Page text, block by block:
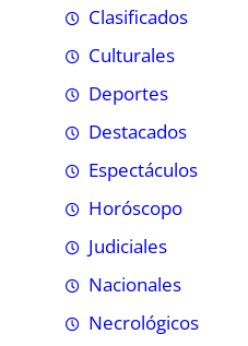
Clasificados
Culturales
Deportes
Destacados
Espectáculos
Horóscopo
Judiciales
Nacionales
Necrológicos